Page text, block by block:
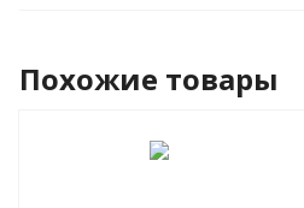
Похожие товары